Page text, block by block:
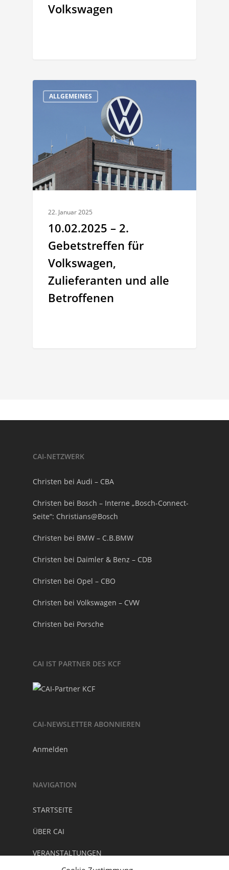
Volkswagen
ALLGEMEINES
22. Januar 2025
10.02.2025 – 2.
Gebetstreffen für
Volkswagen,
Zulieferanten und alle
Betroffenen
CAI-NETZWERK
Christen bei Audi – CBA
Christen bei Bosch – Interne „Bosch-Connect-
Seite“: Christians@Bosch
Christen bei BMW – C.B.BMW
Christen bei Daimler & Benz – CDB
Christen bei Opel – CBO
Christen bei Volkswagen – CVW
Christen bei Porsche
CAI IST PARTNER DES KCF
CAI-NEWSLETTER ABONNIEREN
Anmelden
NAVIGATION
STARTSEITE
ÜBER CAI
VERANSTALTUNGEN